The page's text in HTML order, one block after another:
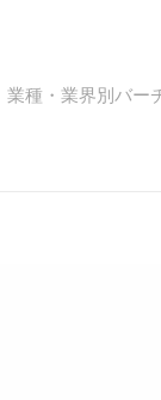
業種・業界別バー